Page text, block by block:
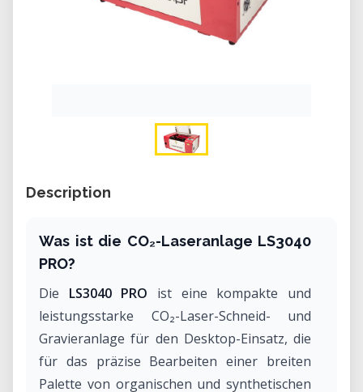
Description
Was ist die CO₂-Laseranlage LS3040
PRO?
Die LS3040 PRO ist eine kompakte und
leistungsstarke CO₂-Laser-Schneid- und
Gravieranlage für den Desktop-Einsatz, die
für das präzise Bearbeiten einer breiten
Palette von organischen und synthetischen